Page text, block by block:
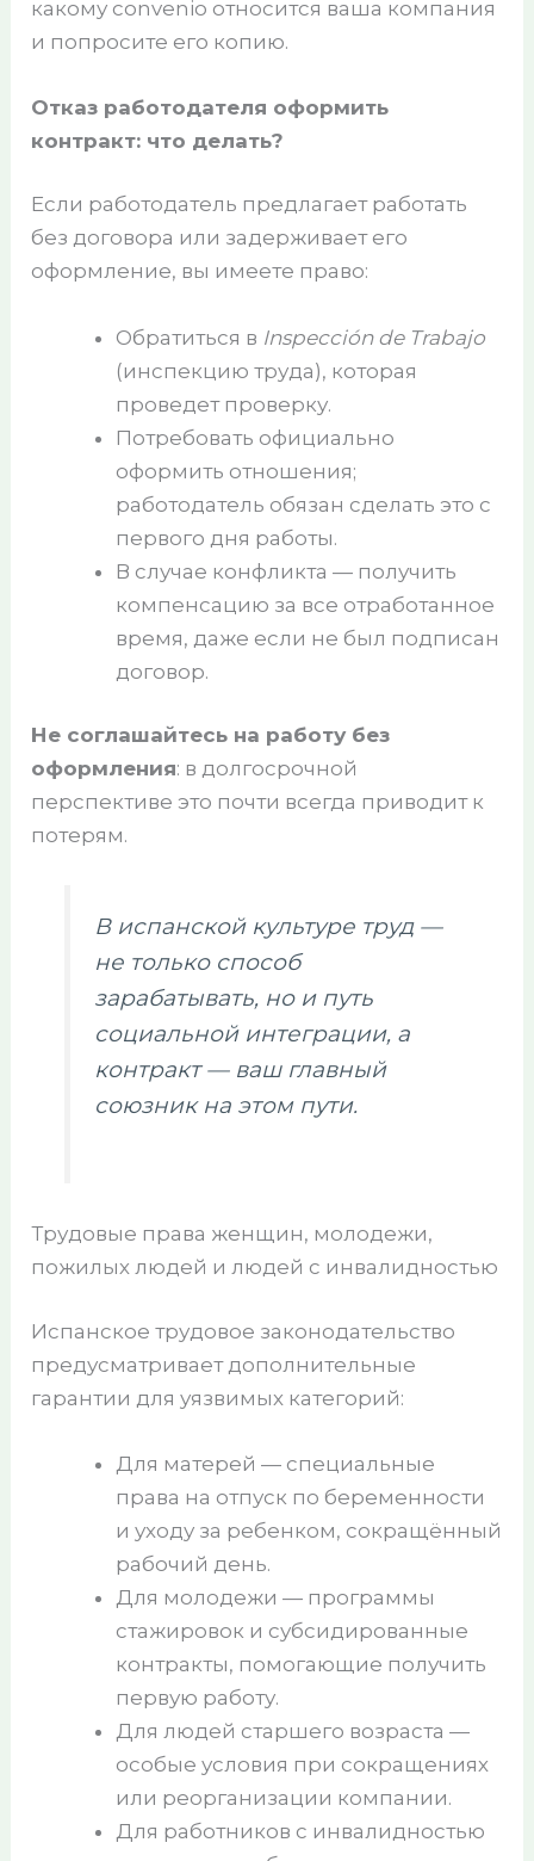
какому convenio относится ваша компания
и попросите его копию.
Отказ работодателя оформить
контракт: что делать?
Если работодатель предлагает работать
без договора или задерживает его
оформление, вы имеете право:
Обратиться в Inspección de Trabajo
(инспекцию труда), которая
проведет проверку.
Потребовать официально
оформить отношения;
работодатель обязан сделать это с
первого дня работы.
В случае конфликта — получить
компенсацию за все отработанное
время, даже если не был подписан
договор.
Не соглашайтесь на работу без
оформления: в долгосрочной
перспективе это почти всегда приводит к
потерям.
В испанской культуре труд —
не только способ
зарабатывать, но и путь
социальной интеграции, а
контракт — ваш главный
союзник на этом пути.
Трудовые права женщин, молодежи,
пожилых людей и людей с инвалидностью
Испанское трудовое законодательство
предусматривает дополнительные
гарантии для уязвимых категорий:
Для матерей — специальные
права на отпуск по беременности
и уходу за ребенком, сокращённый
рабочий день.
Для молодежи — программы
стажировок и субсидированные
контракты, помогающие получить
первую работу.
Для людей старшего возраста —
особые условия при сокращениях
или реорганизации компании.
Для работников с инвалидностью